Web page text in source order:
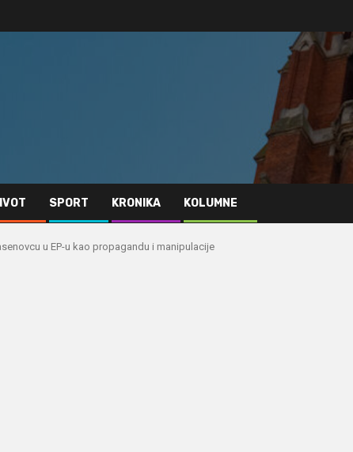
SPORT KRONIKA KOLUMNE
u EP-u kao propagandu i manipulacije